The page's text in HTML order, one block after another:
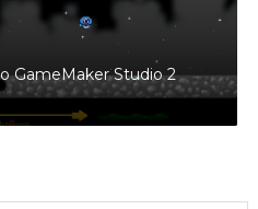
GameMaker Studio 2